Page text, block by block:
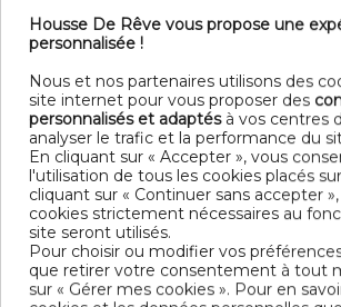
Rupture de stock
Housse de couette 220x240
+ 2 taies d'oreiller 63x63...
61,12 €
Livraison gratuite
Housse
+ 2 taies
Housse De Rêve vous propose une
personnalisée !
Nous et nos partenaires utilisons des
site internet pour vous proposer des
personnalisés et adaptésà vos centres
analyser le trafic et la performance du
En cliquant sur « Accepter », vous
l'utilisation de tous les cookies placés
cliquant sur « Continuer sans accepter
cookies strictement nécessaires au
site seront utilisés.
Pour choisir ou modifier vos
que retirer votre consentement à tout
sur « Gérer mes cookies ». Pour en